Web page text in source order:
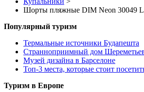
Шорты пляжные DIM Neon 30049 L
Популярный туризм
Термальные источники Будапешта
Странноприимный дом
Музей дизайна в Барселоне
Топ-3 места, которые стоит
Туризм в Европе